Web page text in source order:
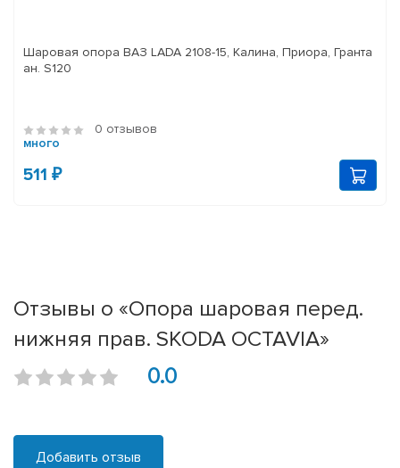
Шаровая опора ВАЗ LADA 2108-15, Калина, Приора, Гранта
ан. S120
0 отзывов
много
511 ₽
Отзывы о «Опора шаровая перед.
нижняя прав. SKODA OCTAVIA»
0.0
Добавить отзыв